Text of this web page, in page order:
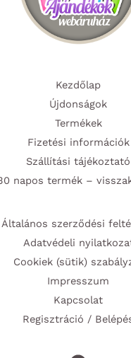
Kezdőlap
Újdonságok
Termékek
Fizetési információk
Szállítási tájékoztató
napos termék –
Általános szerződési
Adatvédeli
Cookiek (sütik)
Impresszum
Kapcsolat
Regisztráció /